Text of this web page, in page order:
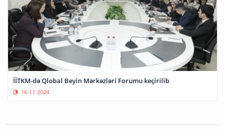
İİTKM-də Qlobal Beyin Mərkəzləri Forumu keçirilib
16-11-2024